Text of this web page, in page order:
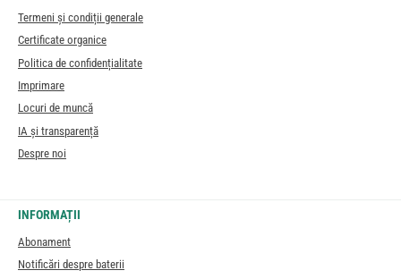
Termeni și condiții generale
Certificate organice
Politica de confidențialitate
Imprimare
Locuri de muncă
IA și transparență
Despre noi
INFORMAȚII
Abonament
Notificări despre baterii